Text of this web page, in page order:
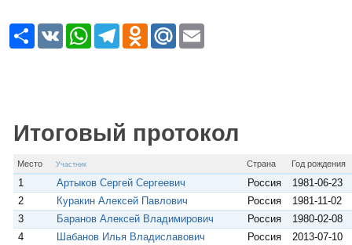
Р
V
K
W
T
O
s
n
i
M
Итоговый протокол
Место Участник Страна Год рождения
1 Артыков Сергей Сергеевич Россия
1981-06-23
2
Куракин Алексей Павлович Россия
1981-11-02
3
Баранов Алексей Владимирович Россия
1980-02-08
4
Шабанов Илья Владиславович Россия 2013-07-10